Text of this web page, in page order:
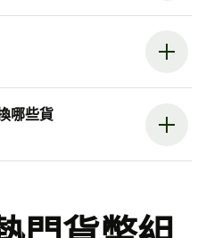
哪些貨